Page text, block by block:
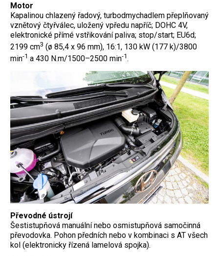
Motor
Kapalinou chlazený řadový, turbodmychadlem přeplňovaný
vznětový čtyřválec, uložený vpředu napříč; DOHC 4V,
elektronické přímé vstřikování paliva; stop/start; EU6d;
2199 cm3 (ø 85,4 x 96 mm), 16:1, 130 kW (177 k)/3800
min-1 a 430 N.m/1500–2500 min-1.
Převodné ústrojí
Šestistupňová manuální nebo osmistupňová samočinná
převodovka. Pohon předních nebo v kombinaci s AT všech
kol (elektronicky řízená lamelová spojka).